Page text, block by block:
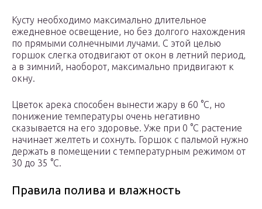
Кусту необходимо максимально длительное
ежедневное освещение, но без долгого нахождения
по прямыми солнечными лучами. С этой целью
горшок слегка отодвигают от окон в летний период,
а в зимний, наоборот, максимально придвигают к
окну.
Цветок арека способен вынести жару в 60 °C, но
понижение температуры очень негативно
сказывается на его здоровье. Уже при 0 °C растение
начинает желтеть и сохнуть. Горшок с пальмой нужно
держать в помещении с температурным режимом от
30 до 35 °C.
Правила полива и влажность